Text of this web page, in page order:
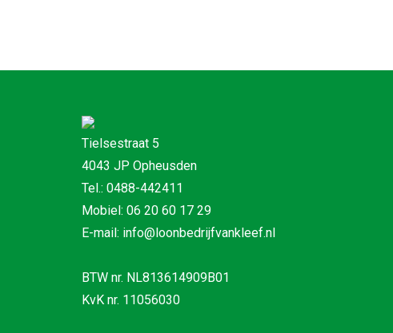
Tielsestraat 5
4043 JP Opheusden
Tel.: 0488-442411
Mobiel: 06 20 60 17 29
E-mail: info@loonbedrijfvankleef.nl
BTW nr. NL813614909B01
KvK nr. 11056030